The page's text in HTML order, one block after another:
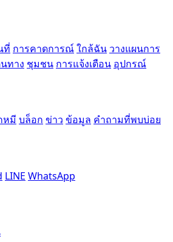
ที่ การคาดการณ์ใกล้ฉัน วางแผนการ
ทาง ชุมชน การแจ้งเตือน อุปกรณ์
หมี บล็อก ข่าว ข้อมูล คำถามที่พบบ่อย
LINE WhatsApp